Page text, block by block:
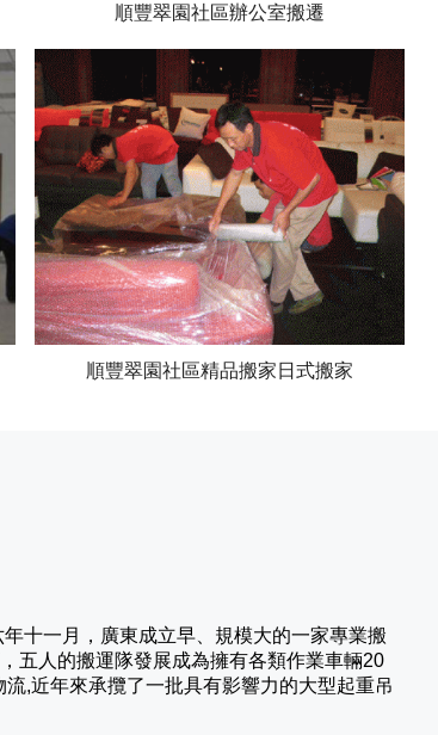
順豐翠園社區辦公室搬遷
順豐翠園社區精品搬家日式搬家
十一月，廣東成立早、規模大的一家專業搬
五人的搬運隊發展成為擁有各類作業車輛20
,近年來承攬了一批具有影響力的大型起重吊